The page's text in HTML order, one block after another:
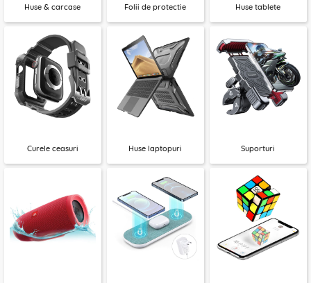
Huse & carcase Folii de protectie Huse tablete
Curele ceasuri Huse laptopuri Suporturi